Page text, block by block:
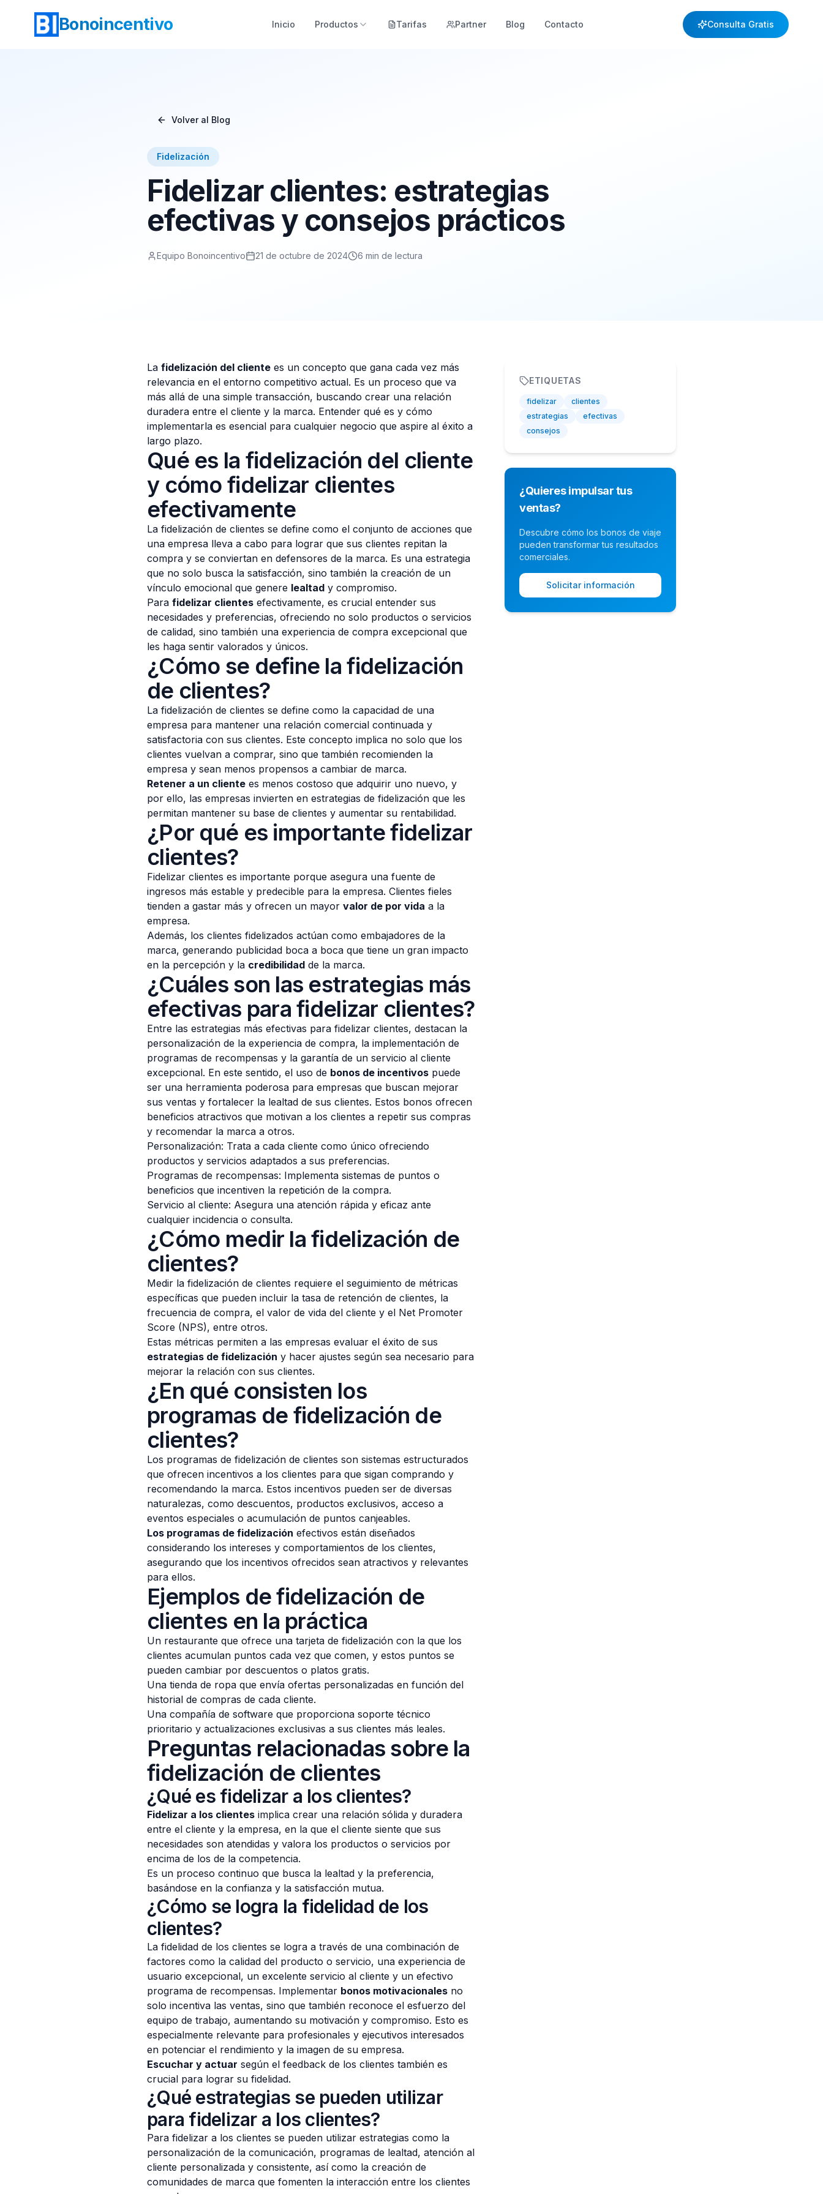
Bonoincentivo Inicio Productos Tarifas Partner Blog Contacto Consulta Gratis
Volver al Blog
Fidelización
Fidelizar clientes: estrategias
efectivas y consejos prácticos
Equipo Bonoincentivo 21 de octubre de 2024 6 min de lectura
La fidelización del cliente es un concepto que gana cada vez más
relevancia en el entorno competitivo actual. Es un proceso que va
más allá de una simple transacción, buscando crear una relación
duradera entre el cliente y la marca. Entender qué es y cómo
implementarla es esencial para cualquier negocio que aspire al éxito a
largo plazo.
Qué es la fidelización del cliente
y cómo fidelizar clientes
efectivamente
La fidelización de clientes se define como el conjunto de acciones que
una empresa lleva a cabo para lograr que sus clientes repitan la
compra y se conviertan en defensores de la marca. Es una estrategia
que no solo busca la satisfacción, sino también la creación de un
vínculo emocional que genere lealtad y compromiso.
Para fidelizar clientes efectivamente, es crucial entender sus
necesidades y preferencias, ofreciendo no solo productos o servicios
de calidad, sino también una experiencia de compra excepcional que
les haga sentir valorados y únicos.
¿Cómo se define la fidelización
de clientes?
La fidelización de clientes se define como la capacidad de una
empresa para mantener una relación comercial continuada y
satisfactoria con sus clientes. Este concepto implica no solo que los
clientes vuelvan a comprar, sino que también recomienden la
empresa y sean menos propensos a cambiar de marca.
Retener a un cliente es menos costoso que adquirir uno nuevo, y
por ello, las empresas invierten en estrategias de fidelización que les
permitan mantener su base de clientes y aumentar su rentabilidad.
¿Por qué es importante fidelizar
clientes?
Fidelizar clientes es importante porque asegura una fuente de
ingresos más estable y predecible para la empresa. Clientes fieles
tienden a gastar más y ofrecen un mayor valor de por vida a la
empresa.
Además, los clientes fidelizados actúan como embajadores de la
marca, generando publicidad boca a boca que tiene un gran impacto
en la percepción y la credibilidad de la marca.
¿Cuáles son las estrategias más
efectivas para fidelizar clientes?
Entre las estrategias más efectivas para fidelizar clientes, destacan la
personalización de la experiencia de compra, la implementación de
programas de recompensas y la garantía de un servicio al cliente
excepcional. En este sentido, el uso de bonos de incentivos puede
ser una herramienta poderosa para empresas que buscan mejorar
sus ventas y fortalecer la lealtad de sus clientes. Estos bonos ofrecen
beneficios atractivos que motivan a los clientes a repetir sus compras
y recomendar la marca a otros.
Personalización: Trata a cada cliente como único ofreciendo
productos y servicios adaptados a sus preferencias.
Programas de recompensas: Implementa sistemas de puntos o
beneficios que incentiven la repetición de la compra.
Servicio al cliente: Asegura una atención rápida y eficaz ante
cualquier incidencia o consulta.
¿Cómo medir la fidelización de
clientes?
Medir la fidelización de clientes requiere el seguimiento de métricas
específicas que pueden incluir la tasa de retención de clientes, la
frecuencia de compra, el valor de vida del cliente y el Net Promoter
Score (NPS), entre otros.
Estas métricas permiten a las empresas evaluar el éxito de sus
estrategias de fidelización y hacer ajustes según sea necesario para
mejorar la relación con sus clientes.
¿En qué consisten los
programas de fidelización de
clientes?
Los programas de fidelización de clientes son sistemas estructurados
que ofrecen incentivos a los clientes para que sigan comprando y
recomendando la marca. Estos incentivos pueden ser de diversas
naturalezas, como descuentos, productos exclusivos, acceso a
eventos especiales o acumulación de puntos canjeables.
Los programas de fidelización efectivos están diseñados
considerando los intereses y comportamientos de los clientes,
asegurando que los incentivos ofrecidos sean atractivos y relevantes
para ellos.
Ejemplos de fidelización de
clientes en la práctica
Un restaurante que ofrece una tarjeta de fidelización con la que los
clientes acumulan puntos cada vez que comen, y estos puntos se
pueden cambiar por descuentos o platos gratis.
Una tienda de ropa que envía ofertas personalizadas en función del
historial de compras de cada cliente.
Una compañía de software que proporciona soporte técnico
prioritario y actualizaciones exclusivas a sus clientes más leales.
Preguntas relacionadas sobre la
fidelización de clientes
¿Qué es fidelizar a los clientes?
Fidelizar a los clientes implica crear una relación sólida y duradera
entre el cliente y la empresa, en la que el cliente siente que sus
necesidades son atendidas y valora los productos o servicios por
encima de los de la competencia.
Es un proceso continuo que busca la lealtad y la preferencia,
basándose en la confianza y la satisfacción mutua.
¿Cómo se logra la fidelidad de los
clientes?
La fidelidad de los clientes se logra a través de una combinación de
factores como la calidad del producto o servicio, una experiencia de
usuario excepcional, un excelente servicio al cliente y un efectivo
programa de recompensas. Implementar bonos motivacionales no
solo incentiva las ventas, sino que también reconoce el esfuerzo del
equipo de trabajo, aumentando su motivación y compromiso. Esto es
especialmente relevante para profesionales y ejecutivos interesados
en potenciar el rendimiento y la imagen de su empresa.
Escuchar y actuar según el feedback de los clientes también es
crucial para lograr su fidelidad.
¿Qué estrategias se pueden utilizar
para fidelizar a los clientes?
Para fidelizar a los clientes se pueden utilizar estrategias como la
personalización de la comunicación, programas de lealtad, atención al
cliente personalizada y consistente, así como la creación de
comunidades de marca que fomenten la interacción entre los clientes
ETIQUETAS
fidelizar
clientes
estrategias
efectivas
consejos
¿Quieres impulsar tus
ventas?
Descubre cómo los bonos de viaje
pueden transformar tus resultados
comerciales.
Solicitar información